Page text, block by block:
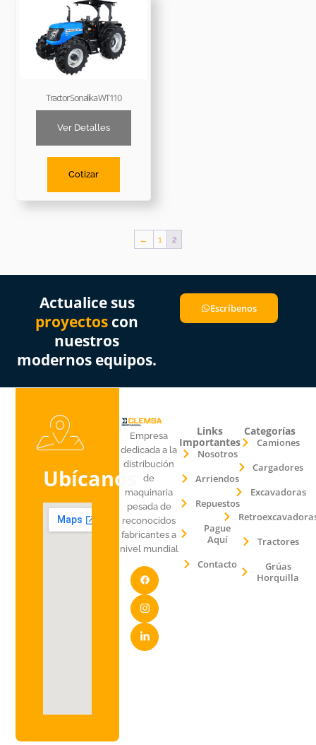
Tractor Sonalika WT110
Ver Detalles
Cotizar
← 1 2
Actualice sus
proyectos con
nuestros
modernos equipos.
Escríbenos
Ubícanos
Empresa
dedicada a la
distribución
de
maquinaria
pesada de
reconocidos
fabricantes a
nivel mundial
Links
Importantes
Nosotros
Arriendos
Repuestos
Pague
Aquí
Contacto
Categorías
Camiones
Cargadores
Excavadoras
Tractores
Grúas
Horquilla